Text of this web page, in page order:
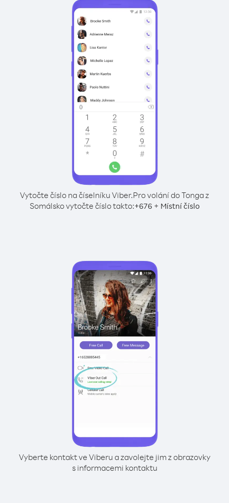
Vytočte číslo na číselníku Viber.Pro volání do Tonga z
Somálsko vytočte číslo takto:+676 + Místní číslo
Vyberte kontakt ve Viberu a zavolejte jim z obrazovky
s informacemi kontaktu